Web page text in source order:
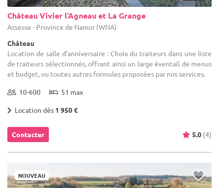
Château Vivier l’Agneau et La Grange
Assesse - Province de Namur (WNA)
Château
Location de salle d'anniversaire : Choix du traiteurs dans une liste
de traiteurs sélectionnés, offrant ainsi un large éventail de menus
et budget, ou toutes autres formules proposées par nos services.
10-600 51 max
Location dès 1 950 €
Contacter 5.0 (4)
NOUVEAU